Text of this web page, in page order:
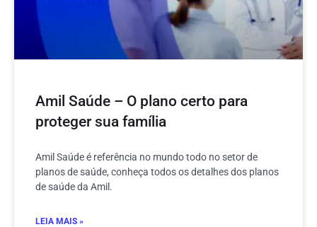
Amil Saúde – O plano certo para
proteger sua família
Amil Saúde é referência no mundo todo no setor de
planos de saúde, conheça todos os detalhes dos planos
de saúde da Amil.
LEIA MAIS »